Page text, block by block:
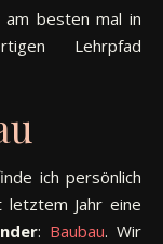
besten mal in
Lehrpfad
ich persönlich
Jahr eine
: Baubau. Wir